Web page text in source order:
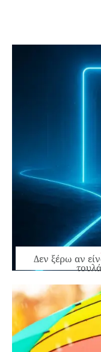
Δεν ξέρω αν